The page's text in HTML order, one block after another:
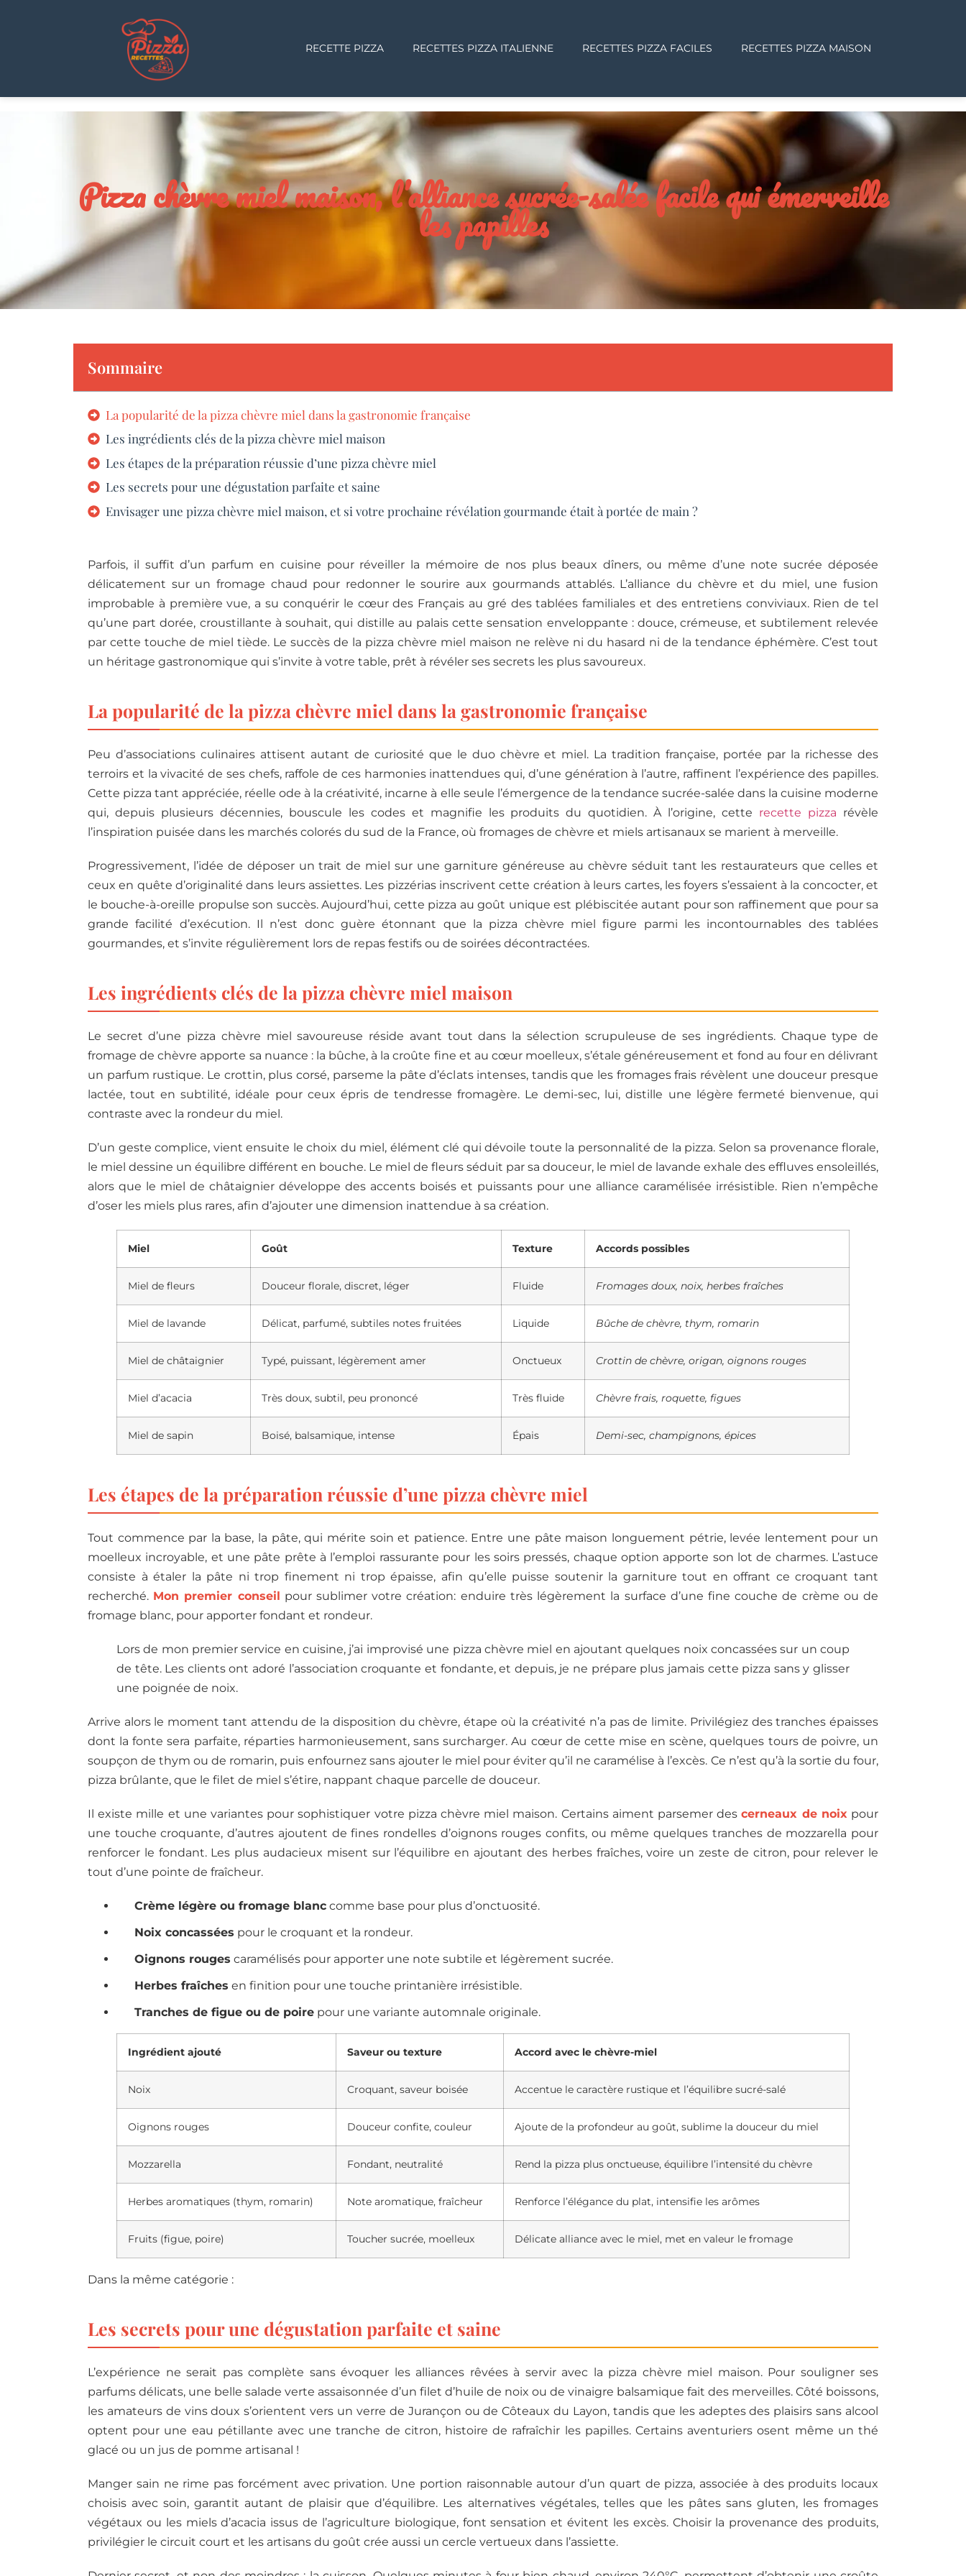
RECETTE PIZZA RECETTES PIZZA ITALIENNE RECETTES PIZZA FACILES RECETTES PIZZA MAISON
Pizza chèvre miel maison, l’alliance sucrée-salée facile qui émerveille
les papilles
Sommaire
La popularité de la pizza chèvre miel dans la gastronomie française
Les ingrédients clés de la pizza chèvre miel maison
Les étapes de la préparation réussie d’une pizza chèvre miel
Les secrets pour une dégustation parfaite et saine
Envisager une pizza chèvre miel maison, et si votre prochaine révélation gourmande était à portée de main ?
Parfois, il suffit d’un parfum en cuisine pour réveiller la mémoire de nos plus beaux dîners, ou même d’une note sucrée déposée
délicatement sur un fromage chaud pour redonner le sourire aux gourmands attablés. L’alliance du chèvre et du miel, une fusion
improbable à première vue, a su conquérir le cœur des Français au gré des tablées familiales et des entretiens conviviaux. Rien de tel
qu’une part dorée, croustillante à souhait, qui distille au palais cette sensation enveloppante : douce, crémeuse, et subtilement relevée
par cette touche de miel tiède. Le succès de la pizza chèvre miel maison ne relève ni du hasard ni de la tendance éphémère. C’est tout
un héritage gastronomique qui s’invite à votre table, prêt à révéler ses secrets les plus savoureux.
La popularité de la pizza chèvre miel dans la gastronomie française
Peu d’associations culinaires attisent autant de curiosité que le duo chèvre et miel. La tradition française, portée par la richesse des
terroirs et la vivacité de ses chefs, raffole de ces harmonies inattendues qui, d’une génération à l’autre, raffinent l’expérience des papilles.
Cette pizza tant appréciée, réelle ode à la créativité, incarne à elle seule l’émergence de la tendance sucrée-salée dans la cuisine moderne
qui, depuis plusieurs décennies, bouscule les codes et magnifie les produits du quotidien. À l’origine, cette recette pizza révèle
l’inspiration puisée dans les marchés colorés du sud de la France, où fromages de chèvre et miels artisanaux se marient à merveille.
Progressivement, l’idée de déposer un trait de miel sur une garniture généreuse au chèvre séduit tant les restaurateurs que celles et
ceux en quête d’originalité dans leurs assiettes. Les pizzérias inscrivent cette création à leurs cartes, les foyers s’essaient à la concocter, et
le bouche-à-oreille propulse son succès. Aujourd’hui, cette pizza au goût unique est plébiscitée autant pour son raffinement que pour sa
grande facilité d’exécution. Il n’est donc guère étonnant que la pizza chèvre miel figure parmi les incontournables des tablées
gourmandes, et s’invite régulièrement lors de repas festifs ou de soirées décontractées.
Les ingrédients clés de la pizza chèvre miel maison
Le secret d’une pizza chèvre miel savoureuse réside avant tout dans la sélection scrupuleuse de ses ingrédients. Chaque type de
fromage de chèvre apporte sa nuance : la bûche, à la croûte fine et au cœur moelleux, s’étale généreusement et fond au four en délivrant
un parfum rustique. Le crottin, plus corsé, parseme la pâte d’éclats intenses, tandis que les fromages frais révèlent une douceur presque
lactée, tout en subtilité, idéale pour ceux épris de tendresse fromagère. Le demi-sec, lui, distille une légère fermeté bienvenue, qui
contraste avec la rondeur du miel.
D’un geste complice, vient ensuite le choix du miel, élément clé qui dévoile toute la personnalité de la pizza. Selon sa provenance florale,
le miel dessine un équilibre différent en bouche. Le miel de fleurs séduit par sa douceur, le miel de lavande exhale des effluves ensoleillés,
alors que le miel de châtaignier développe des accents boisés et puissants pour une alliance caramélisée irrésistible. Rien n’empêche
d’oser les miels plus rares, afin d’ajouter une dimension inattendue à sa création.
Miel Goût Texture Accords possibles
Miel de fleurs Douceur florale, discret, léger Fluide Fromages doux, noix, herbes fraîches
Miel de lavande Délicat, parfumé, subtiles notes fruitées Liquide Bûche de chèvre, thym, romarin
Miel de châtaignier Typé, puissant, légèrement amer Onctueux Crottin de chèvre, origan, oignons rouges
Miel d’acacia Très doux, subtil, peu prononcé Très fluide Chèvre frais, roquette, figues
Miel de sapin Boisé, balsamique, intense Épais Demi-sec, champignons, épices
Les étapes de la préparation réussie d’une pizza chèvre miel
Tout commence par la base, la pâte, qui mérite soin et patience. Entre une pâte maison longuement pétrie, levée lentement pour un
moelleux incroyable, et une pâte prête à l’emploi rassurante pour les soirs pressés, chaque option apporte son lot de charmes. L’astuce
consiste à étaler la pâte ni trop finement ni trop épaisse, afin qu’elle puisse soutenir la garniture tout en offrant ce croquant tant
recherché. Mon premier conseil pour sublimer votre création: enduire très légèrement la surface d’une fine couche de crème ou de
fromage blanc, pour apporter fondant et rondeur.
Lors de mon premier service en cuisine, j’ai improvisé une pizza chèvre miel en ajoutant quelques noix concassées sur un coup
de tête. Les clients ont adoré l’association croquante et fondante, et depuis, je ne prépare plus jamais cette pizza sans y glisser
une poignée de noix.
Arrive alors le moment tant attendu de la disposition du chèvre, étape où la créativité n’a pas de limite. Privilégiez des tranches épaisses
dont la fonte sera parfaite, réparties harmonieusement, sans surcharger. Au cœur de cette mise en scène, quelques tours de poivre, un
soupçon de thym ou de romarin, puis enfournez sans ajouter le miel pour éviter qu’il ne caramélise à l’excès. Ce n’est qu’à la sortie du four,
pizza brûlante, que le filet de miel s’étire, nappant chaque parcelle de douceur.
Il existe mille et une variantes pour sophistiquer votre pizza chèvre miel maison. Certains aiment parsemer descerneaux de noixpour
une touche croquante, d’autres ajoutent de fines rondelles d’oignons rouges confits, ou même quelques tranches de mozzarella pour
renforcer le fondant. Les plus audacieux misent sur l’équilibre en ajoutant des herbes fraîches, voire un zeste de citron, pour relever le
tout d’une pointe de fraîcheur.
Crème légère ou fromage blanc comme base pour plus d’onctuosité.
Noix concassées pour le croquant et la rondeur.
Oignons rouges caramélisés pour apporter une note subtile et légèrement sucrée.
Herbes fraîches en finition pour une touche printanière irrésistible.
Tranches de figue ou de poire pour une variante automnale originale.
Ingrédient ajouté Saveur ou texture Accord avec le chèvre-miel
Noix Croquant, saveur boisée Accentue le caractère rustique et l’équilibre sucré-salé
Oignons rouges Douceur confite, couleur Ajoute de la profondeur au goût, sublime la douceur du miel
Mozzarella Fondant, neutralité Rend la pizza plus onctueuse, équilibre l’intensité du chèvre
Herbes aromatiques (thym, romarin) Note aromatique, fraîcheur Renforce l’élégance du plat, intensifie les arômes
Fruits (figue, poire) Toucher sucrée, moelleux Délicate alliance avec le miel, met en valeur le fromage
Dans la même catégorie :
Les secrets pour une dégustation parfaite et saine
L’expérience ne serait pas complète sans évoquer les alliances rêvées à servir avec la pizza chèvre miel maison. Pour souligner ses
parfums délicats, une belle salade verte assaisonnée d’un filet d’huile de noix ou de vinaigre balsamique fait des merveilles. Côté boissons,
les amateurs de vins doux s’orientent vers un verre de Jurançon ou de Côteaux du Layon, tandis que les adeptes des plaisirs sans alcool
optent pour une eau pétillante avec une tranche de citron, histoire de rafraîchir les papilles. Certains aventuriers osent même un thé
glacé ou un jus de pomme artisanal !
Manger sain ne rime pas forcément avec privation. Une portion raisonnable autour d’un quart de pizza, associée à des produits locaux
choisis avec soin, garantit autant de plaisir que d’équilibre. Les alternatives végétales, telles que les pâtes sans gluten, les fromages
végétaux ou les miels d’acacia issus de l’agriculture biologique, font sensation et évitent les excès. Choisir la provenance des produits,
privilégier le circuit court et les artisans du goût crée aussi un cercle vertueux dans l’assiette.